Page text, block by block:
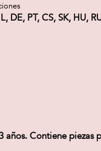
DE, PT, CS, SK, HU,
Contiene piezas